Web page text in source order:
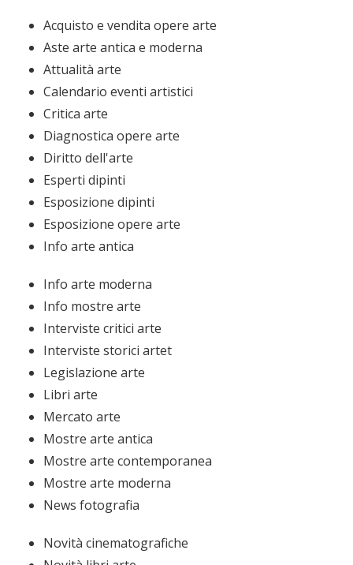
Acquisto e vendita opere arte
Aste arte antica e moderna
Attualità arte
Calendario eventi artistici
Critica arte
Diagnostica opere arte
Diritto dell'arte
Esperti dipinti
Esposizione dipinti
Esposizione opere arte
Info arte antica
Info arte moderna
Info mostre arte
Interviste critici arte
Interviste storici artet
Legislazione arte
Libri arte
Mercato arte
Mostre arte antica
Mostre arte contemporanea
Mostre arte moderna
News fotografia
Novità cinematografiche